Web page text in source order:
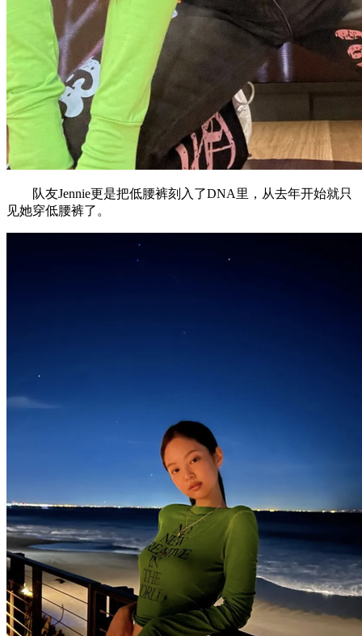
队友Jennie更是把低腰裤刻入了DNA里，从去年开始就只
见她穿低腰裤了。